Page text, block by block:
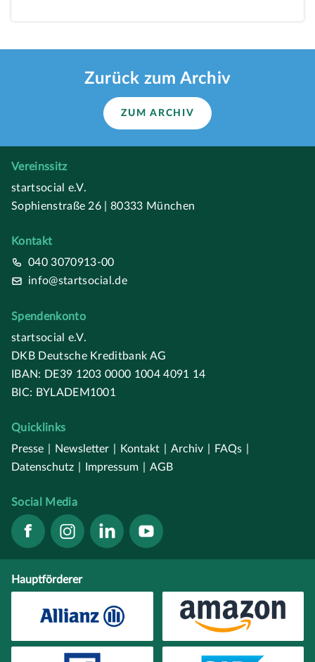
Zurück zum Archiv
ZUM ARCHIV
Vereinssitz
startsocial e.V.
Sophienstraße 26 | 80333 München
Kontakt
040 3070913-00
info@startsocial.de
Spendenkonto
startsocial e.V.
DKB Deutsche Kreditbank AG
IBAN: DE39 1203 0000 1004 4091 14
BIC: BYLADEM1001
Quicklinks
Presse
Newsletter Kontakt Archiv FAQs
Datenschutz
Impressum AGB
Social Media
Hauptförderer